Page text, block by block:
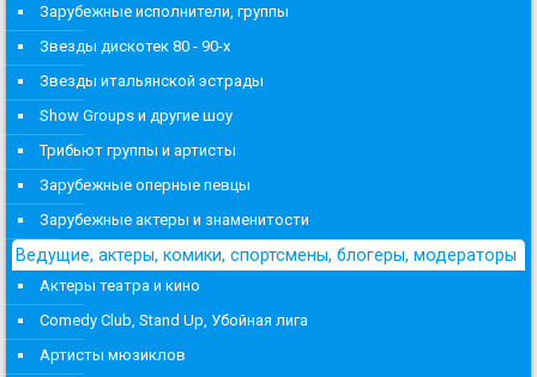
Зарубежные исполнители, группы
Звезды дискотек 80 - 90-х
Звезды итальянской эстрады
Show Groups и другие шоу
Трибьют группы и артисты
Зарубежные оперные певцы
Зарубежные актеры и знаменитости
Ведущие, актеры, комики, спортсмены, блогеры, модераторы
Актеры театра и кино
Comedy Club, Stand Up, Убойная лига
Артисты мюзиклов